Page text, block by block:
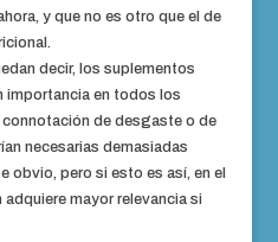
y que no es otro que el de
decir, los suplementos
importancia en todos los
de desgaste o de
necesarias demasiadas
obvio, pero si esto es así, en el
mayor relevancia si